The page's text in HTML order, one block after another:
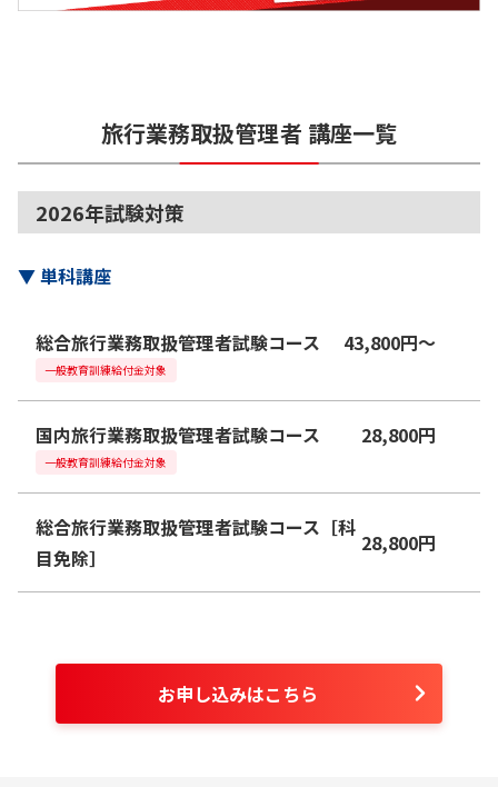
旅行業務取扱管理者 講座一覧
2026年試験対策
▼単科講座
総合旅行業務取扱管理者試験コース 43,800円〜
一般教育訓練給付金対象
国内旅行業務取扱管理者試験コース 28,800円
一般教育訓練給付金対象
総合旅行業務取扱管理者試験コース［科
目免除］
28,800円
お申し込みはこちら